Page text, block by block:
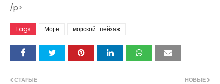
/p>
Tags Море морской_пейзаж
НОВЫЕ
СТАРЫЕ